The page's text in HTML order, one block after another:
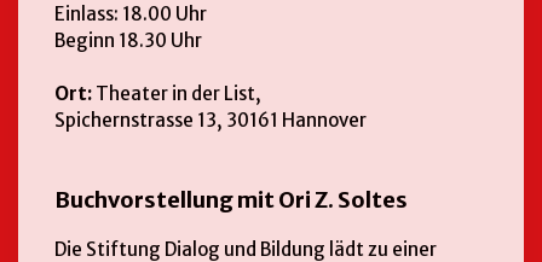
Einlass: 18.00 Uhr
Beginn 18.30 Uhr
Ort: Theater in der List,
Spichernstrasse 13, 30161 Hannover
Buchvorstellung mit Ori Z. Soltes
Die Stiftung Dialog und Bildung lädt zu einer